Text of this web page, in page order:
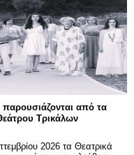
από τα
Τρικάλων
2026 τα Θεατρικά